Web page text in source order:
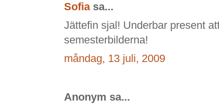
Sofiasa...
Jättefin sjal! Underbar present
semesterbilderna!
måndag, 13 juli, 2009
Anonym sa...